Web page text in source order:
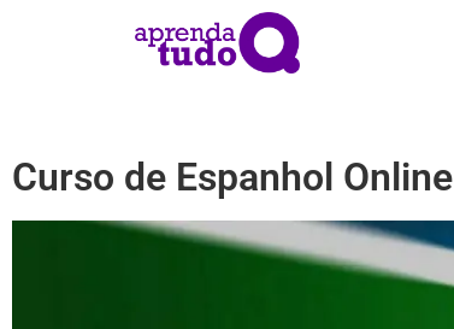
Curso de Espanhol Online